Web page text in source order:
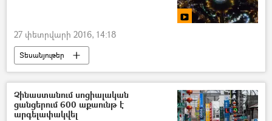
27 փետրվարի 2016, 14:18
Տեսանյութեր
Չինաստանում սոցիալական
ցանցերում 600 աքաունթ է
արգելափակվել